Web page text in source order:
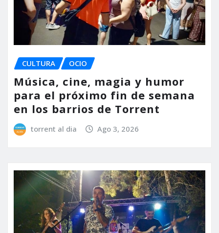
CULTURA OCIO
Música, cine, magia y humor
para el próximo fin de semana
en los barrios de Torrent
torrent al dia Ago 3, 2026